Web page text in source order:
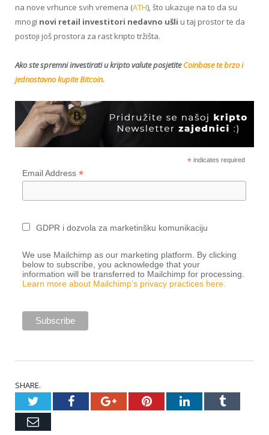
na nove vrhunce svih vremena (ATH), što ukazuje na to da su
mnogi novi retail investitori nedavno ušli u taj prostor te da
postoji još prostora za rast kripto tržišta.
Ako ste spremni investirati u kripto valute posjetiteCoinbase te brzo i
jednostavno kupite Bitcoin.
*indicates required
Email Address *
GDPR i dozvola za marketinšku komunikaciju
We use Mailchimp as our marketing platform. By clicking
below to subscribe, you acknowledge that your
information will be transferred to Mailchimp for processing.
Learn more about Mailchimp’s privacy practices here.
SHARE.
TwitterFacebookGoogle+PinterestLinkedInTumblr
Email